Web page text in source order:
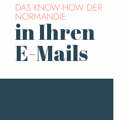
DAS KNOW-HOW DER
NORMANDIE
in Ihren
E-Mails